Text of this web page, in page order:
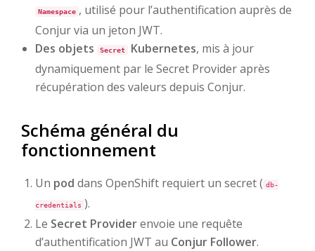
Namespace , utilisé pour l’authentification auprès de
Conjur via un jeton JWT.
Des objets
Secret Kubernetes, mis à jour
dynamiquement par le Secret Provider après
récupération des valeurs depuis Conjur.
Schéma général du
fonctionnement
Un pod dans OpenShift requiert un secret ( db-
credentials ).
Le Secret Providerenvoie une requête
d’authentification JWT au Conjur Follower.